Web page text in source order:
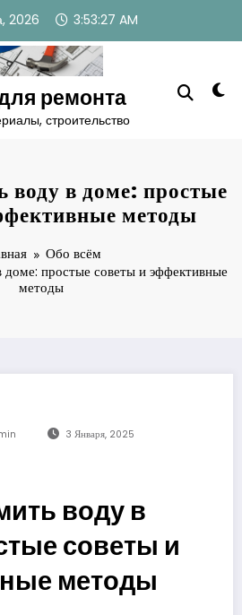
2026 3:53:28 AM
ремонта
строительство
воду в доме: простые
методы
Обо всём
доме: простые советы и эффективные
методы
3 Января, 2025
воду в
советы и
методы